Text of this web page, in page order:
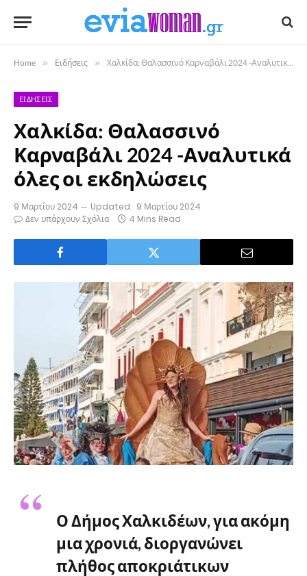
Home » Ειδήσεις » Χαλκίδα: Θαλασσινό Καρναβάλι 2024 -Αναλυτικά όλες οι εκδηλώσεις
ΕΙΔΉΣΕΙΣ
Χαλκίδα: Θαλασσινό
Καρναβάλι 2024 -Αναλυτικά
όλες οι εκδηλώσεις
9 Μαρτίου 2024 Updated: 9 Μαρτίου 2024
Δεν υπάρχουν Σχόλια
4 Mins Read
Ο Δήμος Χαλκιδέων, για ακόμη
μια χρονιά, διοργανώνει
πλήθος αποκριάτικων